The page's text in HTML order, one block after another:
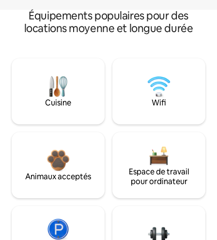
Équipements populaires pour des
locations moyenne et longue durée
Cuisine Wifi
Animaux acceptés
Espace de travail
pour ordinateur